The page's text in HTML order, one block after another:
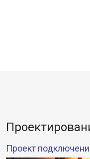
Проект